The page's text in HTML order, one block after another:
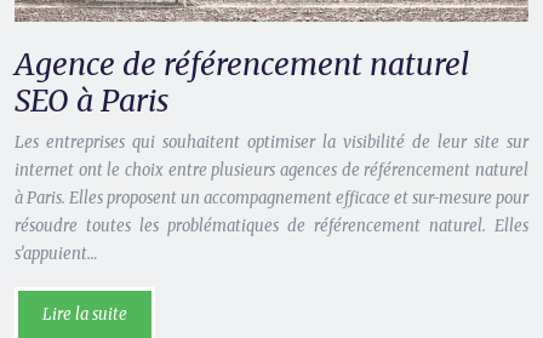
Agence de référencement naturel
SEO à Paris
Les entreprises qui souhaitent optimiser la visibilité de leur site sur
internet ont le choix entre plusieurs agences de référencement naturel
à Paris. Elles proposent un accompagnement efficace et sur-mesure pour
résoudre toutes les problématiques de référencement naturel. Elles
s’appuient…
Lire la suite